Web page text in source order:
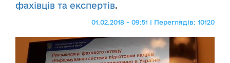
фахівців та експертів.
01.02.2018 - 09:51 | Переглядів: 10120